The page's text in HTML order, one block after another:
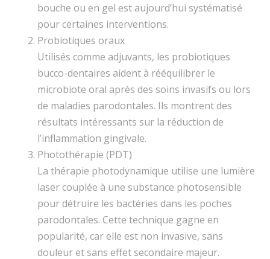
bouche ou en gel est aujourd’hui systématisé
pour certaines interventions.
Probiotiques oraux
Utilisés comme adjuvants, les probiotiques
bucco-dentaires aident à rééquilibrer le
microbiote oral après des soins invasifs ou lors
de maladies parodontales. Ils montrent des
résultats intéressants sur la réduction de
l’inflammation gingivale.
Photothérapie (PDT)
La thérapie photodynamique utilise une lumière
laser couplée à une substance photosensible
pour détruire les bactéries dans les poches
parodontales. Cette technique gagne en
popularité, car elle est non invasive, sans
douleur et sans effet secondaire majeur.